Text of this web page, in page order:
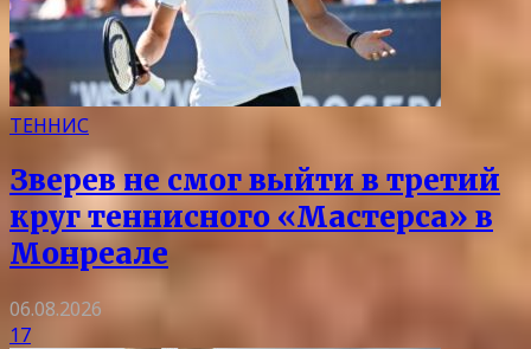
ТЕННИС
Зверев не смог выйти в третий
круг теннисного «Мастерса» в
Монреале
06.08.2026
17